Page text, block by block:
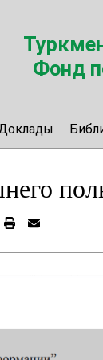
Фонд